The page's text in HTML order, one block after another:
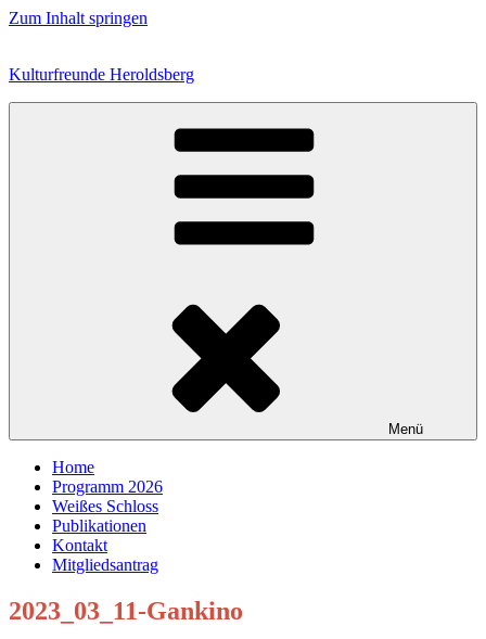
Zum Inhalt springen
Kulturfreunde Heroldsberg
Menü
Home
Programm 2026
Weißes Schloss
Publikationen
Kontakt
Mitgliedsantrag
2023_03_11-Gankino